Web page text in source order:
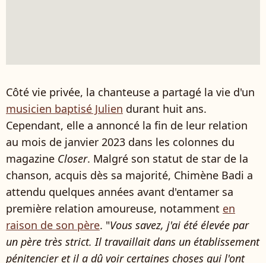
Côté vie privée, la chanteuse a partagé la vie d'un
musicien baptisé Julien durant huit ans.
Cependant, elle a annoncé la fin de leur relation
au mois de janvier 2023 dans les colonnes du
magazine Closer. Malgré son statut de star de la
chanson, acquis dès sa majorité, Chimène Badi a
attendu quelques années avant d'entamer sa
première relation amoureuse, notamment en
raison de son père. "Vous savez, j'ai été élevée par
un père très strict. Il travaillait dans un établissement
pénitencier et il a dû voir certaines choses qui l'ont